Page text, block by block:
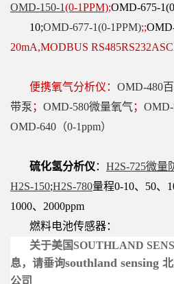
OMD-150-1(0-1PPM);OMD-675-
10;OMD-677-1(0-1PPM);;
20mA,MODBUS
便携氧气分析仪： OMD-480
带泵 ； OMD-580微量氧气 ；
OMD-640（0-1ppm）
硫化氢分析仪 ： H2S-725微量
H2S-150;H2S-780量程0-10、50、
1000、2000ppm
燃料电池传感器：
关于美国SOUTHLAND
息，请垂询southland sensing
公司